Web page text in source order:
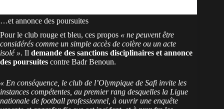
…et annonce des poursuites
Pour le club rouge et bleu, ces propos « ne peuvent être
considérés comme un simple accès de colère ou un acte
isolé ». Il demande des sanctions disciplinaires et annonce
des poursuites contre Badr Benoun.
« En conséquence, le club de l’Olympique de Safi invite les
instances compétentes, au premier rang desquelles la Ligue
nationale de football professionnel, à ouvrir une enquête